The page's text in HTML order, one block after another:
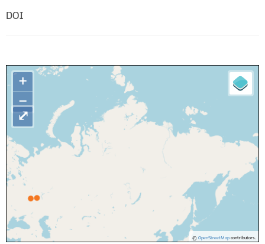
DOI
+
−
© OpenStreetMapcontributors.
⤢